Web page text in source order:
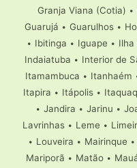
Granja Viana (Cotia) •
Guarujá • Guarulhos•
• Ibitinga • Iguape • Ilha
Indaiatuba • Interior de
Itamambuca • Itanhaém
Itapira • Itápolis •
• Jandira • Jarinu •
Lavrinhas • Leme •
• Louveira • Mairinque •
Mariporã • Matão•